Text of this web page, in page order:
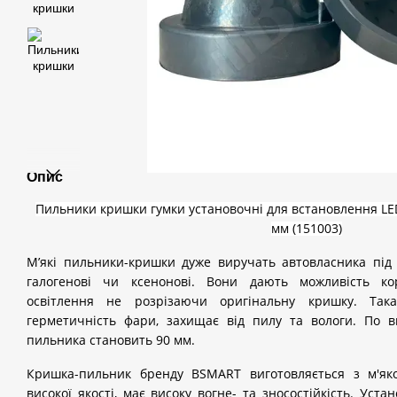
Опис
Пильники кришки гумки установочні для встановлення
мм (151003)
М’які пильники-кришки дуже виручать автовласника
галогенові чи ксенонові. Вони дають можливість
освітлення не розрізаючи оригінальну кришку.
герметичність фари, захищає від пилу та вологи. По
пильника становить 90 мм.
Кришка-пильник бренду BSMART виготовляється з
високої якості, має високу вогне- та зносостійкість.